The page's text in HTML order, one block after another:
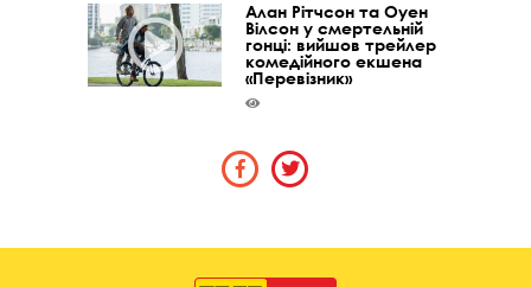
Алан Рітчсон та Оуен
Вілсон у смертельній
гонці: вийшов трейлер
комедійного екшена
«Перевізник»